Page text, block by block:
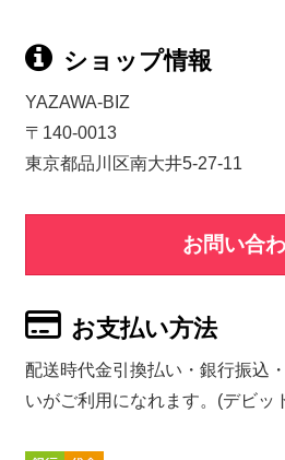
ショップ情報
YAZAWA-BIZ
〒140-0013
東京都品川区南大井5-27-11
お問い合
お支払い方法
配送時代金引換払い・銀行振込
いがご利用になれます。(デビッ